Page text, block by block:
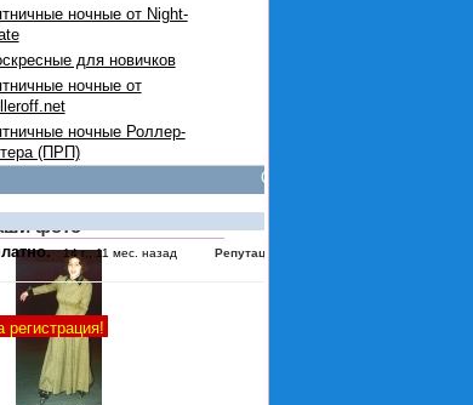
Опции
14 г., 11 мес. назад Репутация
ночные от Night-
для новичков
ночные от
ночные Роллер-
(ПРП)
фото